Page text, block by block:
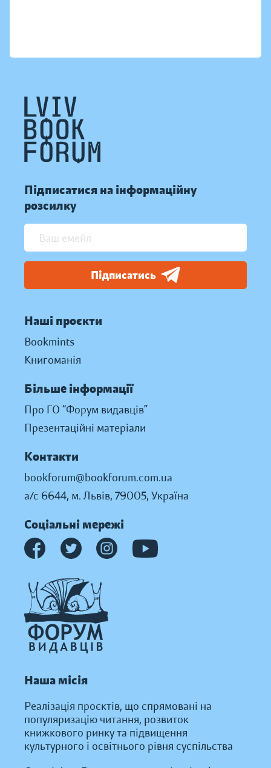
Підписатися на інформаційну
розсилку
Підписатись
Наші проєкти
Bookmints
Книгоманія
Більше інформації
Про ГО “Форум видавців”
Презентаційні матеріали
Контакти
bookforum@bookforum.com.ua
а/с 6644, м. Львів, 79005, Україна
Соціальні мережі
Наша місія
Реалізація проєктів, що спрямовані на
популяризацію читання, розвиток
книжкового ринку та підвищення
культурного і освітнього рівня суспільства